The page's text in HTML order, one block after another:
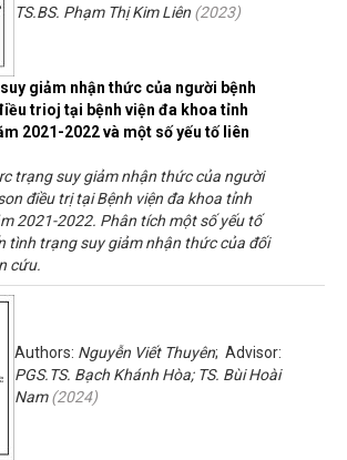
giảm nhận thức của người bệnh
trioj tại bệnh viện đa khoa tỉnh
2021-2022 và một số yếu tố liên
TS.BS. Phạm Thị Kim Liên (2023)
trạng suy giảm nhận thức của người
điều trị tại Bệnh viện đa khoa tỉnh
2021-2022. Phân tích một số yếu tố
tình trạng suy giảm nhận thức của đối
cứu.
Authors: Nguyễn Viết Thuyên; Advisor:
PGS.TS. Bạch Khánh Hòa; TS. Bùi Hoài
Nam(2024)